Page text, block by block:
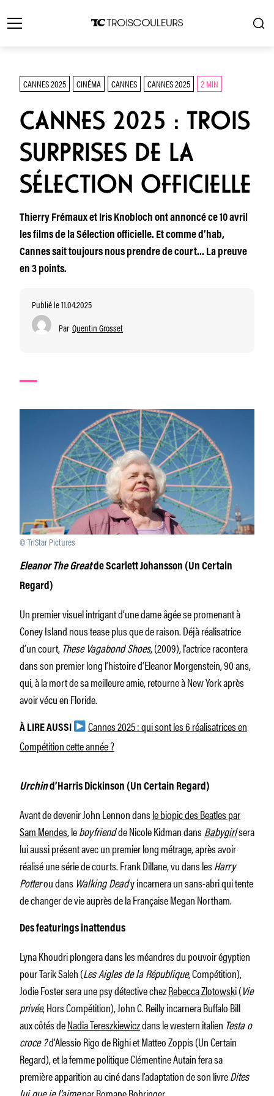
CANNES 2025 CINÉMA CANNES CANNES 2025 2 MIN
CANNES 2025 : TROIS
SURPRISES DE LA
SÉLECTION OFFICIELLE
Thierry Frémaux et Iris Knobloch ont annoncé ce 10 avril
les films de la Sélection officielle. Et comme d’hab,
Cannes sait toujours nous prendre de court… La preuve
en 3 points.
Publié le 11.04.2025
Par Quentin Grosset
© TriStar Pictures
Eleanor The Greatde Scarlett Johansson (Un Certain
Regard)
Un premier visuel intrigant d’une dame âgée se promenant à
Coney Island nous tease plus que de raison. Déjà réalisatrice
d’un court, These Vagabond Shoes, (2009), l’actrice racontera
dans son premier long l’histoire d’Eleanor Morgenstein, 90 ans,
qui, à la mort de sa meilleure amie, retourne à New York après
avoir vécu en Floride.
À LIRE AUSSI
Cannes 2025 : qui sont les 6 réalisatrices en
Compétition cette année ?
Urchind’Harris Dickinson (Un Certain Regard)
Avant de devenir John Lennon dansle biopic des Beatles par
Sam Mendes, leboyfriendde Nicole Kidman dansBabygirlsera
lui aussi présent avec un premier long métrage, après avoir
réalisé une série de courts. Frank Dillane, vu dans lesHarry
Potterou dansWalking Deady incarnera un sans-abri qui tente
de changer de vie auprès de la Française Megan Northam.
Des featurings inattendus
Lyna Khoudri plongera dans les méandres du pouvoir égyptien
pour Tarik Saleh (Les Aigles de la République, Compétition),
Jodie Foster sera une psy détective chezRebecca Zlotowski (Vie
privée, Hors Compétition), John C. Reilly incarnera Buffalo Bill
aux côtés deNadia Tereszkiewiczdans le western italien Testa o
croce ?d’Alessio Rigo de Righi et Matteo Zoppis (Un Certain
Regard), et la femme politique Clémentine Autain fera sa
première apparition au ciné dans l’adaptation de son livreDites
lui que je l’aimepar Romane Bohringer.